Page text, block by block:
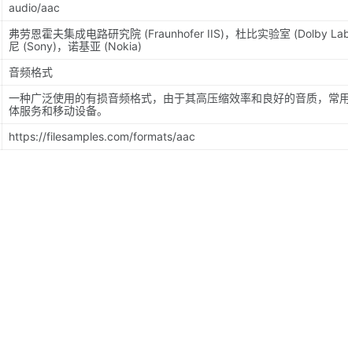
audio/aac
弗劳恩霍夫集成电路研究院 (Fraunhofer IIS)，杜比实验室 (Dolby
尼 (Sony)，诺基亚 (Nokia)
音频格式
一种广泛使用的有损音频格式，由于其高压缩效率和良好的音质，常
体服务和移动设备。
https://filesamples.com/formats/aac